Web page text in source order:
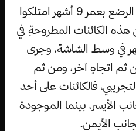
في مرحلة التعلم، فالأطفال الرضع بعمر 9 أشهر امتلكوا
هذه الكائنات المطروحةِ في
في وسط الشاشة، وجرى
ثم اتجاهٍ آخر، ومن ثم
فالكائنات على أحد
الأيسر، بينما الموجودة
الأيمن.